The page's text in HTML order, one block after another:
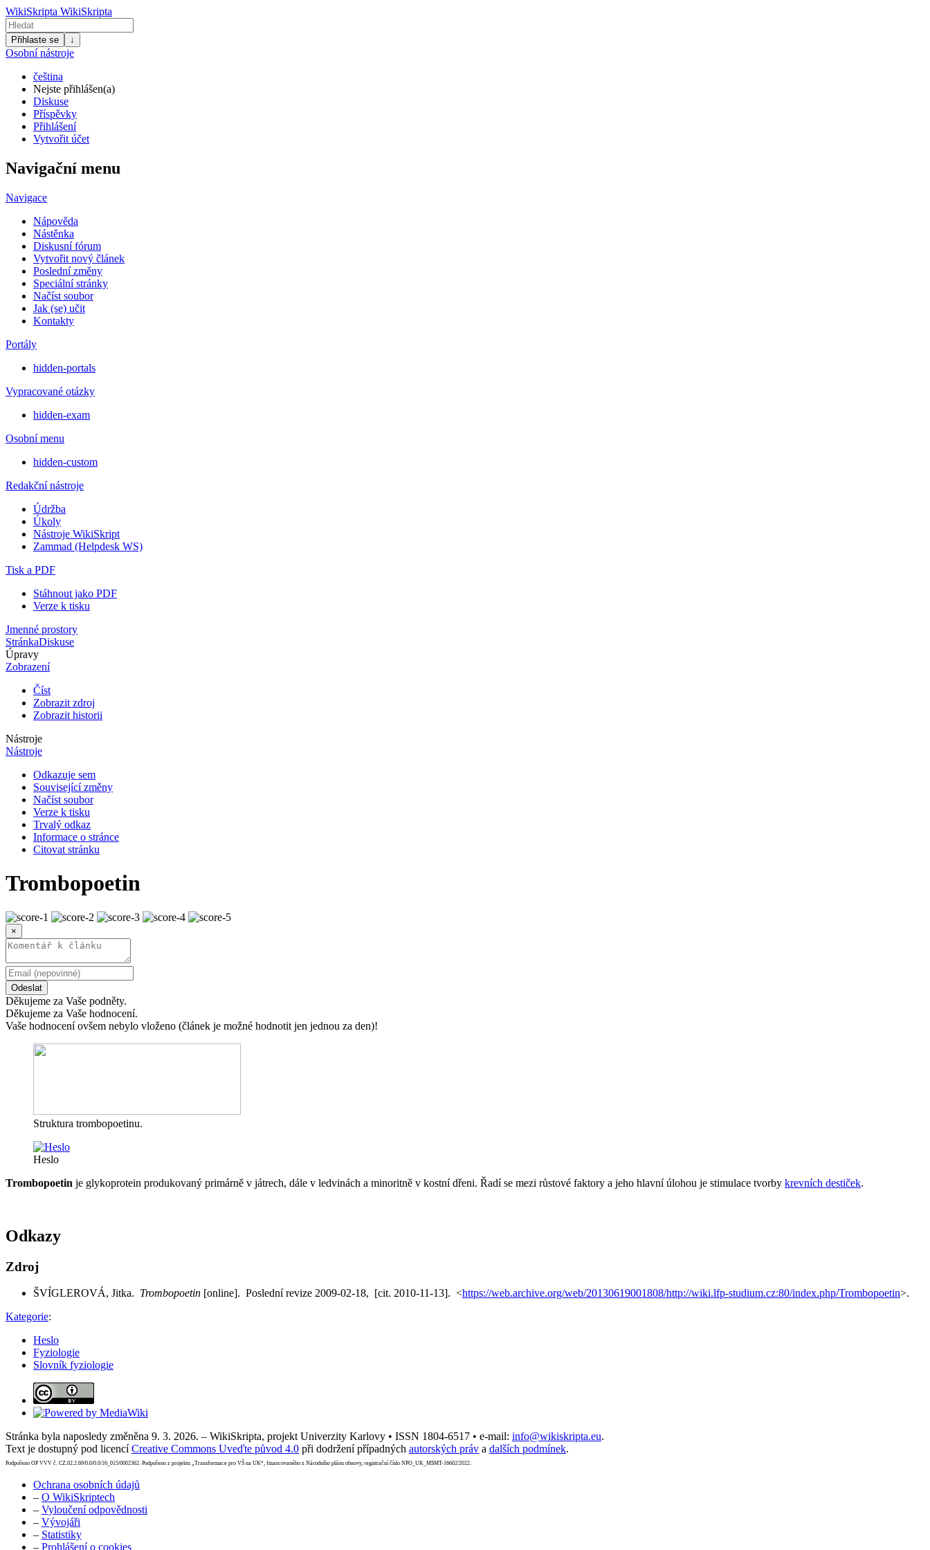
WikiSkripta WikiSkripta
Přihlaste se ↓
Osobní nástroje
čeština
Nejste přihlášen(a)
Diskuse
Příspěvky
Přihlášení
Vytvořit účet
Navigační menu
Navigace
Nápověda
Nástěnka
Diskusní fórum
Vytvořit nový článek
Poslední změny
Speciální stránky
Načíst soubor
Jak (se) učit
Kontakty
Portály
hidden-portals
Vypracované otázky
hidden-exam
Osobní menu
hidden-custom
Redakční nástroje
Údržba
Úkoly
Nástroje WikiSkript
Zammad (Helpdesk WS)
Tisk a PDF
Stáhnout jako PDF
Verze k tisku
Jmenné prostory
StránkaDiskuse
Úpravy
Zobrazení
Číst
Zobrazit zdroj
Zobrazit historii
Nástroje
Nástroje
Odkazuje sem
Související změny
Načíst soubor
Verze k tisku
Trvalý odkaz
Informace o stránce
Citovat stránku
Trombopoetin
×
Odeslat
Děkujeme za Vaše podněty.
Děkujeme za Vaše hodnocení.
Vaše hodnocení ovšem nebylo vloženo (článek je možné hodnotit jen jednou za den)!
Struktura trombopoetinu.
Heslo
Trombopoetin je glykoprotein produkovaný primárně v játrech, dále v ledvinách a minoritně v kostní dřeni. Řadí se mezi růstové faktory a jeho hlavní úlohou je stimulace tvorby krevních destiček.
Odkazy
Zdroj
ŠVÍGLEROVÁ, Jitka. Trombopoetin [online]. Poslední revize 2009-02-18, [cit. 2010-11-13]. <https://web.archive.org/web/20130619001808/http://wiki.lfp-studium.cz:80/index.php/Trombopoetin>.
Kategorie:
Heslo
Fyziologie
Slovník fyziologie
Stránka byla naposledy změněna 9. 3. 2026. – WikiSkripta, projekt Univerzity Karlovy • ISSN 1804-6517 • e-mail: info@wikiskripta.eu.
Text je dostupný pod licencíCreative Commons Uveďte původ 4.0 při dodržení případných autorských práv a dalších podmínek.
Podpořeno OP VVV č. CZ.02.2.69/0.0/0.0/16_015/0002362. Podpořeno z projektu „Transformace pro VŠ na UK“, financovaného z Národního plánu obnovy, registrační číslo NPO_UK_MSMT-16602/2022.
Ochrana osobních údajů
– O WikiSkriptech
– Vyloučení odpovědnosti
– Vývojáři
– Statistiky
– Prohlášení o cookies